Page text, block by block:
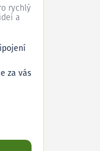
rychlý
a
za vás